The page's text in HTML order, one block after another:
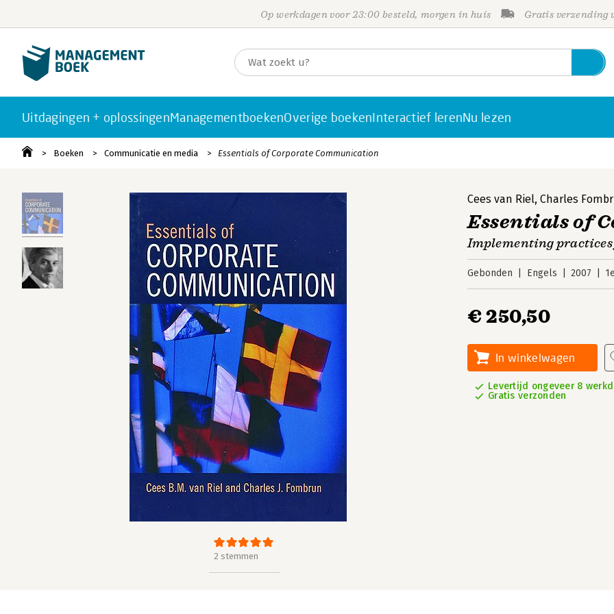
Op werkdagen voor 23:00 besteld, morgen in huis Gratis verzending
Uitdagingen + oplossingenManagementboekenOverige boekenInteractief lerenNu lezen
Boeken Communicatie en media Essentials of Corporate Communication
2 stemmen
Cees van Riel, Charles
Essentials of
Implementing
Gebonden Engels 2007
€ 250,50
In winkelwagen
Levertijd ongeveer 8
Gratis verzonden